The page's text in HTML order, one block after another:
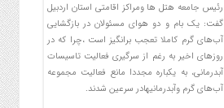
رئیس جامعه هتل ها ومراکز اقامتی استان اردبیل
گفت: یک بام و دو هوای مسئولان در بازگشایی
آب‌های گرم کاملا تعجب‌ برانگیز است ،چرا که در
روزهای اخیر به رغم از سرگیری فعالیت تاسیسات
آبدرمانی، به یکباره مجددا مانع فعالیت مجموعه
آب‌های گرم وآبدرمانیهادر سرعین شدند.